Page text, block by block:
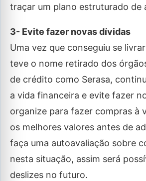
traçar um plano estruturado de
3- Evite fazer novas dívidas
Uma vez que conseguiu se
teve o nome retirado dos
de crédito como Serasa,
a vida financeira e evite fazer
organize para fazer compras à
os melhores valores antes de
faça uma autoavaliação sobre
nesta situação, assim será
deslizes no futuro.